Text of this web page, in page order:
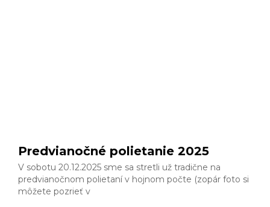
Predvianočné polietanie 2025
V sobotu 20.12.2025 sme sa stretli už tradične na
predvianočnom polietaní v hojnom počte (zopár foto si
môžete pozrieť v